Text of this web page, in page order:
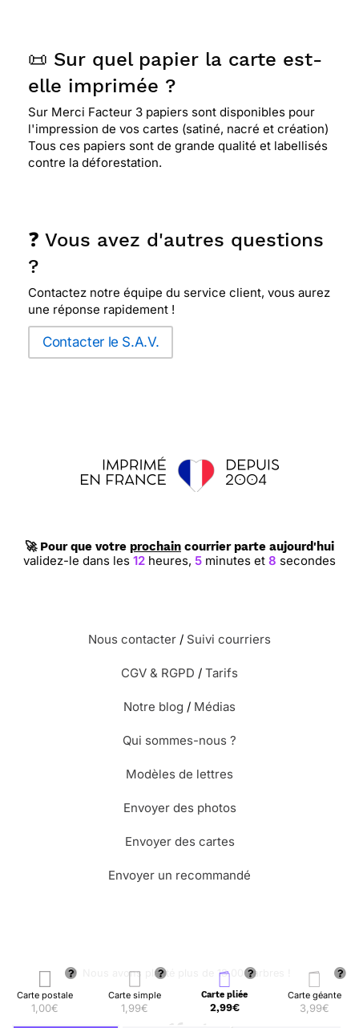
Carte postale
1,00€
Carte simple
1,99€
Carte pliée
2,99€
Carte géante
3,99€
📜 Sur quel papier la carte est-
elle imprimée ?
Sur Merci Facteur 3 papiers sont disponibles pour
l'impression de vos cartes (satiné, nacré et création)
Tous ces papiers sont de grande qualité et labellisés
contre la déforestation.
❓ Vous avez d'autres questions
?
Contactez notre équipe du service client, vous aurez
une réponse rapidement !
Contacter le S.A.V.
🚀 Pour que votre prochain courrier parte aujourd'hui
validez-le dans les12 heures,5 minutes et7 secondes
Nous contacter / Suivi courriers
CGV & RGPD / Tarifs
Notre blog / Médias
Qui sommes-nous ?
Modèles de lettres
Envoyer des photos
Envoyer des cartes
Envoyer un recommandé
🌳 Nous avons planté plus de 13.000 arbres !